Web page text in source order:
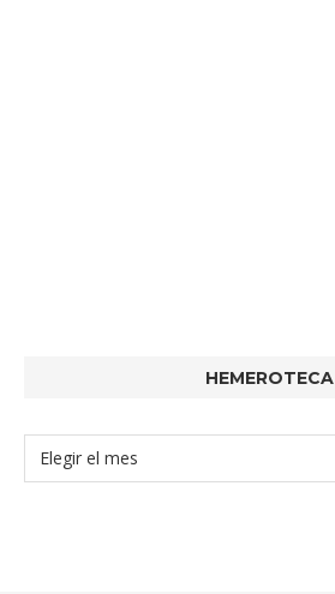
HEMEROTECA